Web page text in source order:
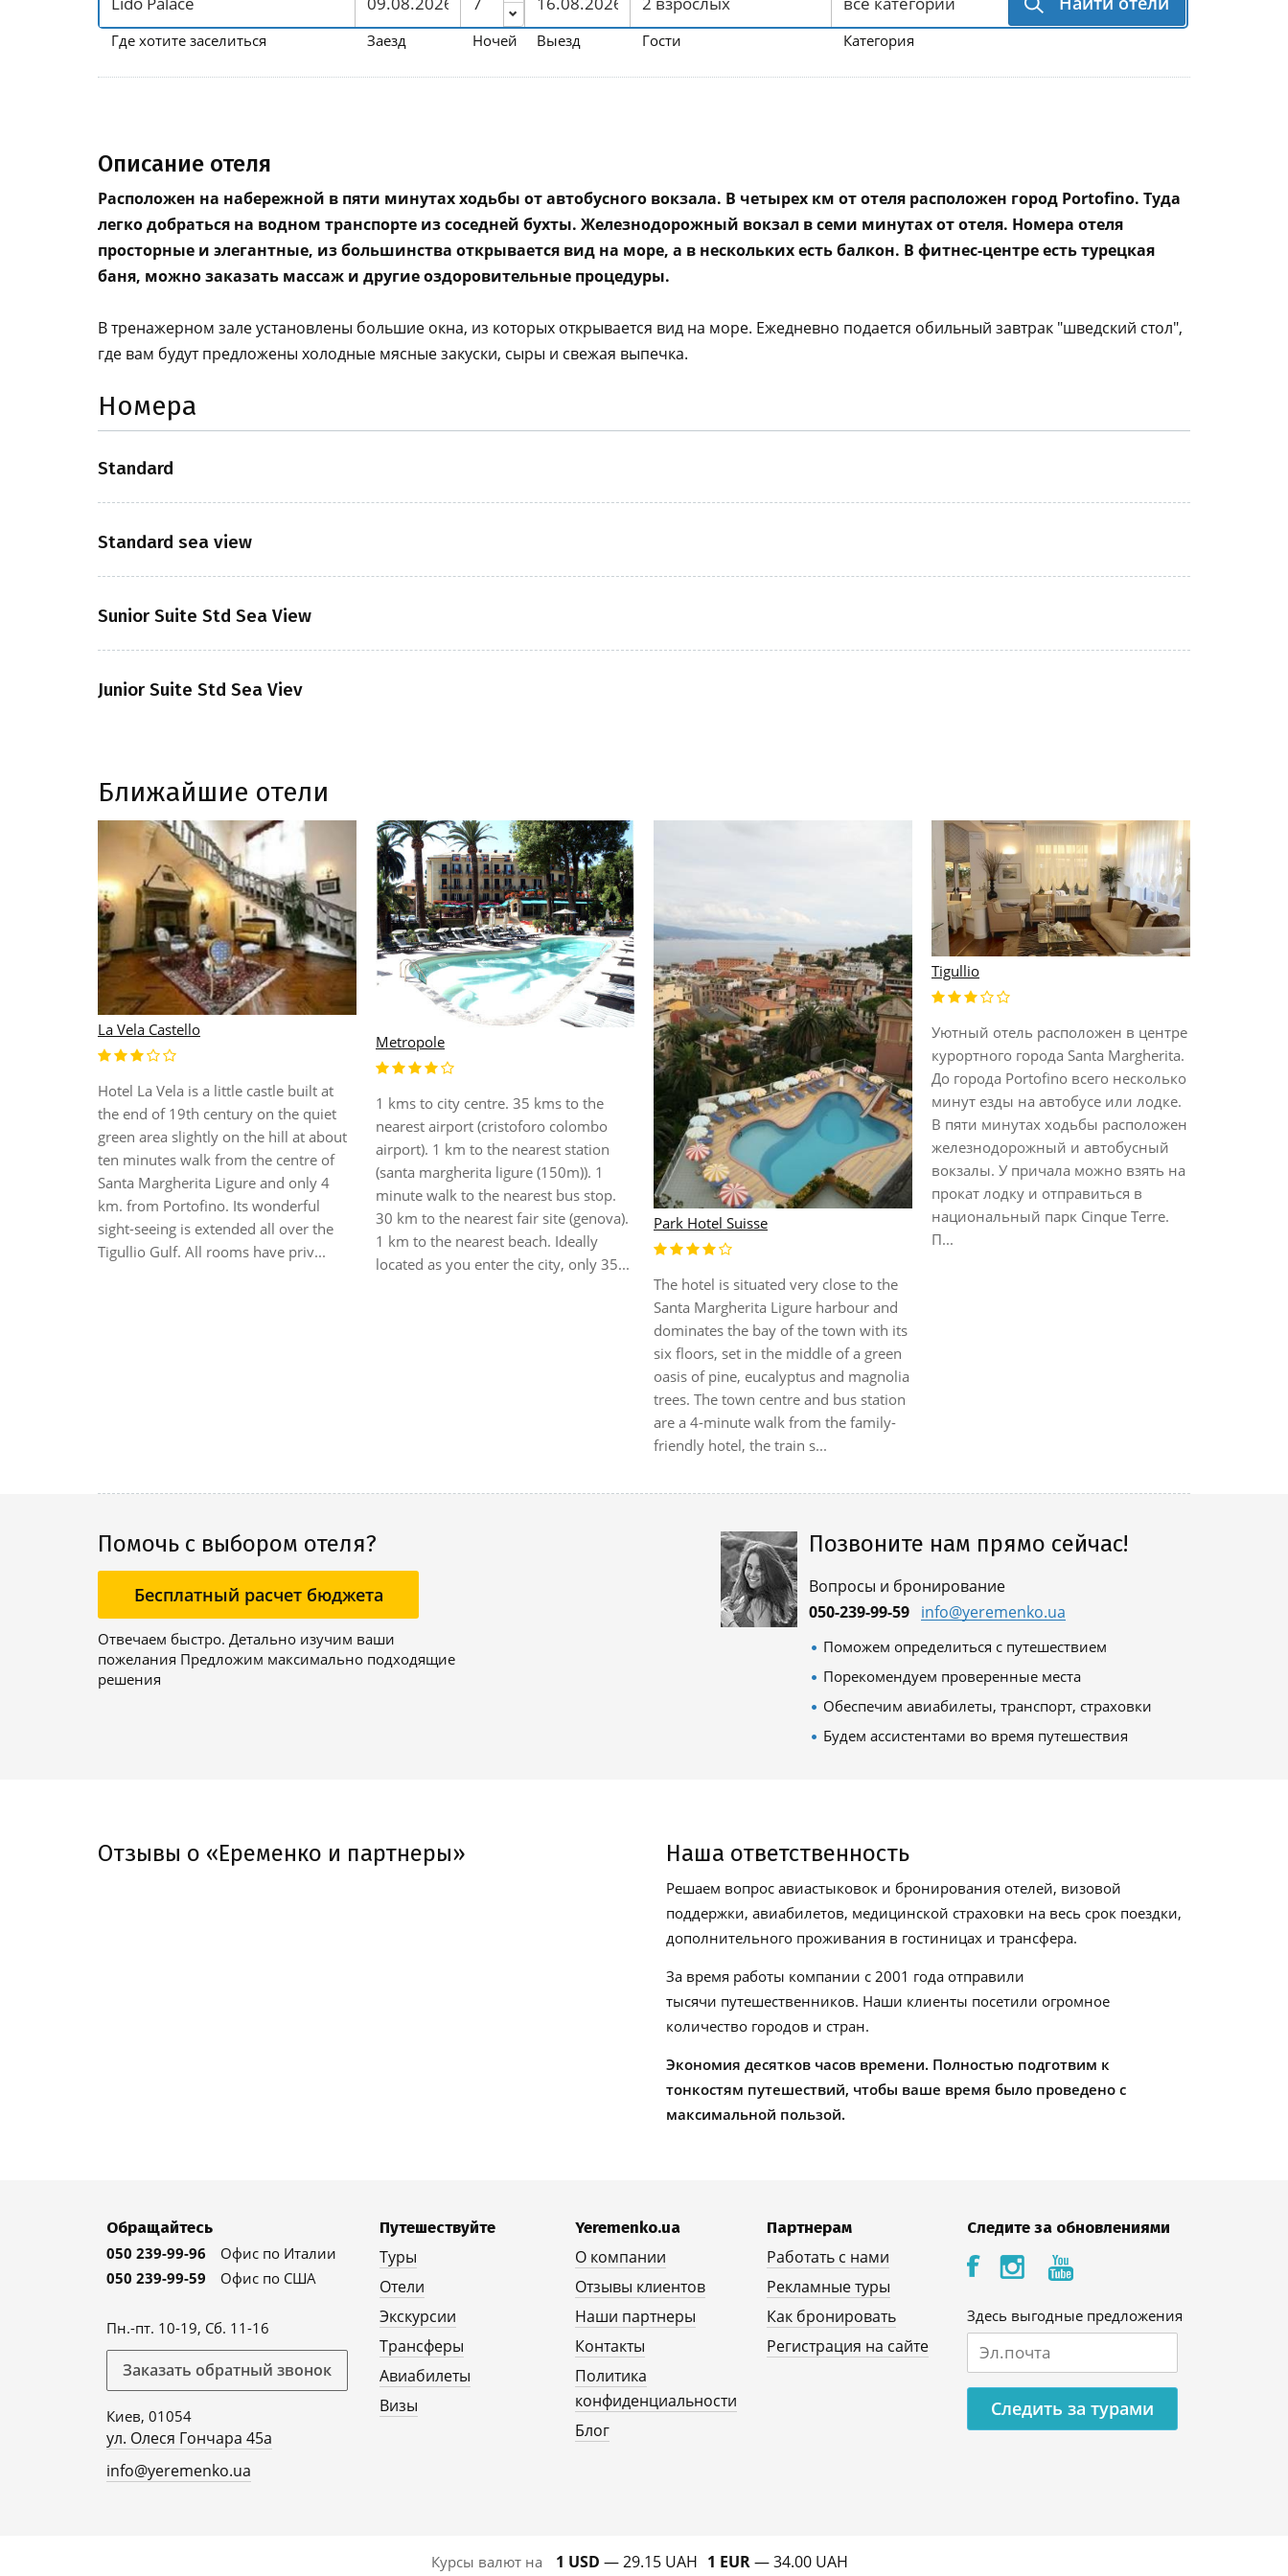
Где хотите заселиться Заезд Ночей Выезд Гости Категория
Описание отеля
Расположен на набережной в пяти минутах ходьбы от автобусного вокзала. В четырех км от отеля расположен город Portofino. Туда
легко добраться на водном транспорте из соседней бухты. Железнодорожный вокзал в семи минутах от отеля. Номера отеля
просторные и элегантные, из большинства открывается вид на море, а в нескольких есть балкон. В фитнес-центре есть турецкая
баня, можно заказать массаж и другие оздоровительные процедуры.
В тренажерном зале установлены большие окна, из которых открывается вид на море. Ежедневно подается обильный завтрак "шведский стол",
где вам будут предложены холодные мясные закуски, сыры и свежая выпечка.
Номера
Standard
Standard sea view
Sunior Suite Std Sea View
Junior Suite Std Sea Viev
Ближайшие отели
La Vela Castello
Hotel La Vela is a little castle built at
the end of 19th century on the quiet
green area slightly on the hill at about
ten minutes walk from the centre of
Santa Margherita Ligure and only 4
km. from Portofino. Its wonderful
sight-seeing is extended all over the
Tigullio Gulf. All rooms have priv...
Metropole
1 kms to city centre. 35 kms to the
nearest airport (cristoforo colombo
airport). 1 km to the nearest station
(santa margherita ligure (150m)). 1
minute walk to the nearest bus stop.
30 km to the nearest fair site (genova).
1 km to the nearest beach. Ideally
located as you enter the city, only 35...
Park Hotel Suisse
The hotel is situated very close to the
Santa Margherita Ligure harbour and
dominates the bay of the town with its
six floors, set in the middle of a green
oasis of pine, eucalyptus and magnolia
trees. The town centre and bus station
are a 4-minute walk from the family-
friendly hotel, the train s...
Tigullio
Уютный отель расположен в центре
курортного города Santa Margherita.
До города Portofino всего несколько
минут езды на автобусе или лодке.
В пяти минутах ходьбы расположен
железнодорожный и автобусный
вокзалы. У причала можно взять на
прокат лодку и отправиться в
национальный парк Cinque Terre.
П...
Помочь с выбором отеля?
Бесплатный расчет бюджета
Отвечаем быстро. Детально изучим ваши
пожелания Предложим максимально подходящие
решения
Позвоните нам прямо сейчас!
Вопросы и бронирование
050-239-99-59 info@yeremenko.ua
Поможем определиться с путешествием
Порекомендуем проверенные места
Обеспечим авиабилеты, транспорт, страховки
Будем ассистентами во время путешествия
Отзывы о «Еременко и партнеры» Наша ответственность
Решаем вопрос авиастыковок и бронирования отелей, визовой
поддержки, авиабилетов, медицинской страховки на весь срок поездки,
дополнительного проживания в гостиницах и трансфера.
За время работы компании с 2001 года отправили
тысячи путешественников. Наши клиенты посетили огромное
количество городов и стран.
Экономия десятков часов времени. Полностью подготвим к
тонкостям путешествий, чтобы ваше время было проведено с
максимальной пользой.
Обращайтесь
050 239-99-96
Офис по Италии
050 239-99-59
Офис по США
Пн.-пт. 10-19, Сб. 11-16
Заказать обратный звонок
Киев, 01054
ул. Олеся Гончара 45а
info@yeremenko.ua
Путешествуйте
Туры
Отели
Экскурсии
Трансферы
Авиабилеты
Визы
Yeremenko.ua
О компании
Отзывы клиентов
Наши партнеры
Контакты
Политика
конфиденциальности
Блог
Партнерам
Работать с нами
Рекламные туры
Как бронировать
Регистрация на сайте
Следите за обновлениями
Здесь выгодные предложения
Следить за турами
Курсы валют на
1 USD — 29.15 UAH 1 EUR— 34.00 UAH